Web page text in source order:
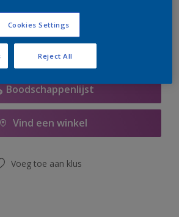
voorraad aan te vullen.
Boodschappenlijst
Vind een winkel
Voeg toe aan klus
Cookies Settings
Reject All